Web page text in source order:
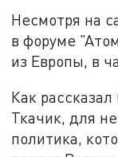
Несмотря на
в форуме
из Европы, в
Как
Ткачик, для
политика,